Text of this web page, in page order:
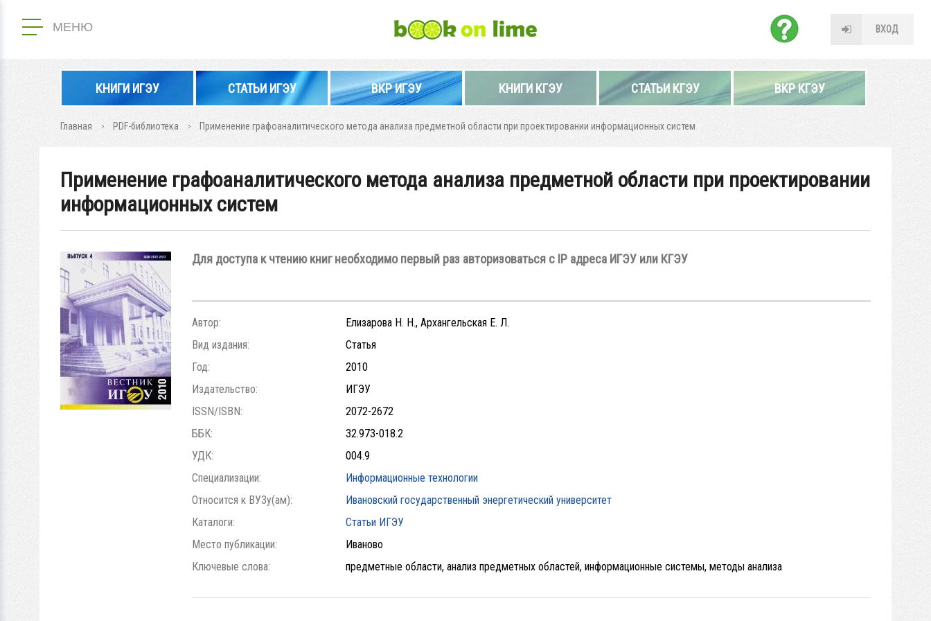
МЕНЮ ВХОД
КНИГИ ИГЭУ СТАТЬИ ИГЭУ ВКР ИГЭУ КНИГИ КГЭУ СТАТЬИ КГЭУ ВКР КГЭУ
Главная PDF-библиотека Применение графоаналитического метода анализа предметной области при проектировании информационных систем
Применение графоаналитического метода анализа предметной области при проектировании
информационных систем
Для доступа к чтению книг необходимо первый раз авторизоваться с IP адреса ИГЭУ или КГЭУ
Автор:
Елизарова Н. Н., Архангельская Е. Л.
Вид издания:
Статья
Год:
2010
Издательство:
ИГЭУ
ISSN/ISBN:
2072-2672
ББК:
32.973-018.2
УДК:
004.9
Специализации:
Информационные технологии
Относится к ВУЗу(ам):
Ивановский государственный энергетический университет
Каталоги:
Статьи ИГЭУ
Место публикации:
Иваново
Ключевые слова:
предметные области, анализ предметных областей, информационные системы, методы анализа